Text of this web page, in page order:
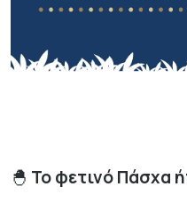
🐣 Το φετινό Πάσχα